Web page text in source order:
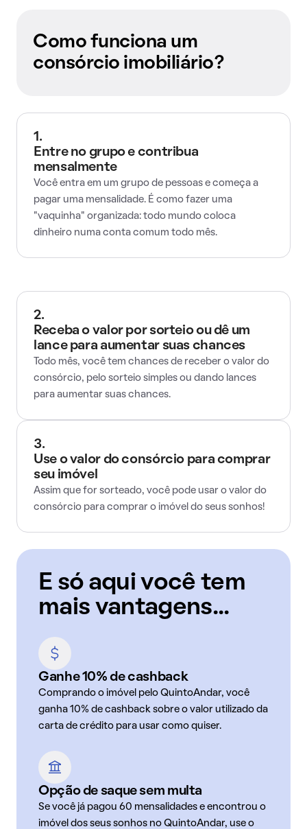
Como funciona um
consórcio imobiliário?
1.
Entre no grupo e contribua
mensalmente
Você entra em um grupo de pessoas e começa a
pagar uma mensalidade. É como fazer uma
"vaquinha" organizada: todo mundo coloca
dinheiro numa conta comum todo mês.
2.
Receba o valor por sorteio ou dê um
lance para aumentar suas chances
Todo mês, você tem chances de receber o valor do
consórcio, pelo sorteio simples ou dando lances
para aumentar suas chances.
3.
Use o valor do consórcio para comprar
seu imóvel
Assim que for sorteado, você pode usar o valor do
consórcio para comprar o imóvel do seus sonhos!
E só aqui você tem
mais vantagens...
Ganhe 10% de cashback
Comprando o imóvel pelo QuintoAndar, você
ganha 10% de cashback sobre o valor utilizado da
carta de crédito para usar como quiser.
Opção de saque sem multa
Se você já pagou 60 mensalidades e encontrou o
imóvel dos seus sonhos no QuintoAndar, use o